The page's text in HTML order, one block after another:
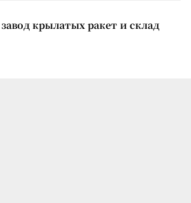
крылатых ракет и склад